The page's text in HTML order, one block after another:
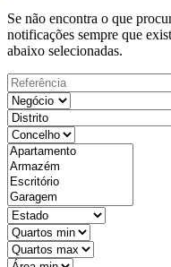
Se não encontra o que
notificações sempre que
abaixo selecionadas.